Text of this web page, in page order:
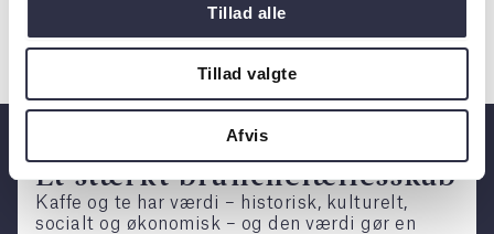
Tillad alle
Tillad valgte
Afvis
til at understøtte hjernesundhed på flere fronter.
Et stærkt branchefællesskab
Kaffe og te har værdi – historisk, kulturelt,
socialt og økonomisk – og den værdi gør en